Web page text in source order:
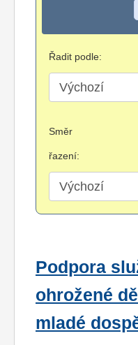
Řadit podle:
Směr
řazení:
Podpora
ohrožené
mladé